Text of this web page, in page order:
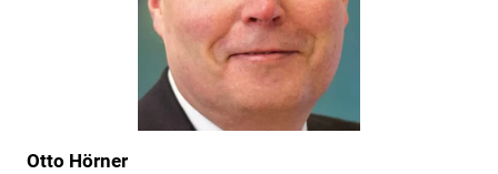
Otto Hörner